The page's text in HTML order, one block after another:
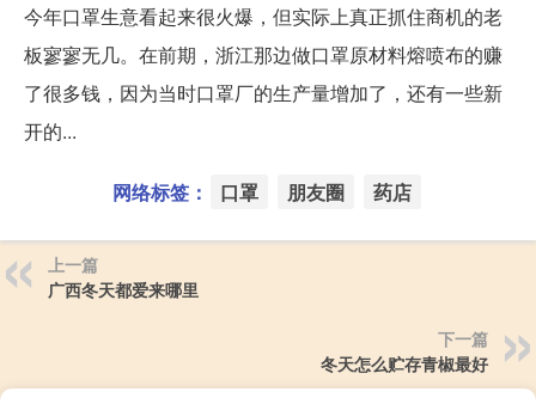
今年口罩生意看起来很火爆，但实际上真正抓住商机的老
板寥寥无几。在前期，浙江那边做口罩原材料熔喷布的赚
了很多钱，因为当时口罩厂的生产量增加了，还有一些新
开的...
网络标签： 口罩 朋友圈 药店
上一篇
广西冬天都爱来哪里
下一篇
冬天怎么贮存青椒最好